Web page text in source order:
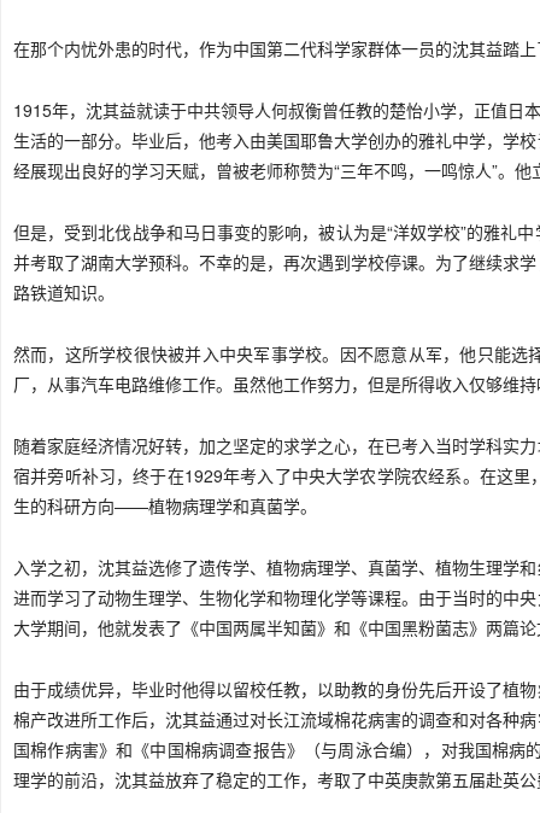
在那个内忧外患的时代，作为中国第二代科学家群体一员的沈其益踏
1915年，沈其益就读于中共领导人何叔衡曾任教的楚怡小学，正值日
生活的一部分。毕业后，他考入由美国耶鲁大学创办的雅礼中学，学
经展现出良好的学习天赋，曾被老师称赞为“三年不鸣，一鸣惊人”。
但是，受到北伐战争和马日事变的影响，被认为是“洋奴学校”的雅礼
并考取了湖南大学预科。不幸的是，再次遇到学校停课。为了继续求
路铁道知识。
然而，这所学校很快被并入中央军事学校。因不愿意从军，他只能
厂，从事汽车电路维修工作。虽然他工作努力，但是所得收入仅够维
随着家庭经济情况好转，加之坚定的求学之心，在已考入当时学科实
宿并旁听补习，终于在1929年考入了中央大学农学院农经系。在这
生的科研方向——植物病理学和真菌学。
入学之初，沈其益选修了遗传学、植物病理学、真菌学、植物生理学
进而学习了动物生理学、生物化学和物理化学等课程。由于当时的中
大学期间，他就发表了《中国两属半知菌》和《中国黑粉菌志》两篇
由于成绩优异，毕业时他得以留校任教，以助教的身份先后开设了植
棉产改进所工作后，沈其益通过对长江流域棉花病害的调查和对各种
国棉作病害》和《中国棉病调查报告》（与周泳合编），对我国棉
理学的前沿，沈其益放弃了稳定的工作，考取了中英庚款第五届赴英